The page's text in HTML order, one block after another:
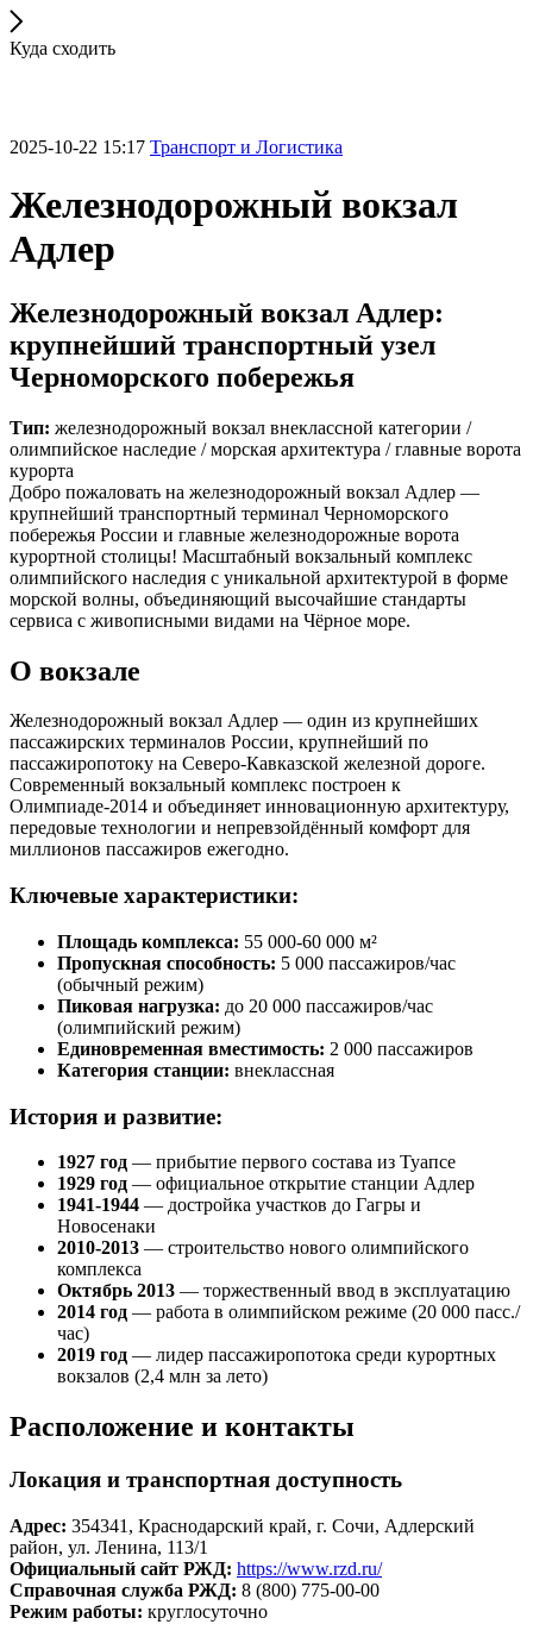
Куда сходить
2025-10-22 15:17 Транспорт и Логистика
Железнодорожный вокзал
Адлер
Железнодорожный вокзал Адлер:
крупнейший транспортный узел
Черноморского побережья
Тип: железнодорожный вокзал внеклассной категории /
олимпийское наследие / морская архитектура / главные ворота
курорта
Добро пожаловать на железнодорожный вокзал Адлер —
крупнейший транспортный терминал Черноморского
побережья России и главные железнодорожные ворота
курортной столицы! Масштабный вокзальный комплекс
олимпийского наследия с уникальной архитектурой в форме
морской волны, объединяющий высочайшие стандарты
сервиса с живописными видами на Чёрное море.
О вокзале
Железнодорожный вокзал Адлер — один из крупнейших
пассажирских терминалов России, крупнейший по
пассажиропотоку на Северо-Кавказской железной дороге.
Современный вокзальный комплекс построен к
Олимпиаде-2014 и объединяет инновационную архитектуру,
передовые технологии и непревзойдённый комфорт для
миллионов пассажиров ежегодно.
Ключевые характеристики:
Площадь комплекса: 55 000-60 000 м²
Пропускная способность: 5 000 пассажиров/час
(обычный режим)
Пиковая нагрузка: до 20 000 пассажиров/час
(олимпийский режим)
Единовременная вместимость: 2 000 пассажиров
Категория станции: внеклассная
История и развитие:
1927 год — прибытие первого состава из Туапсе
1929 год — официальное открытие станции Адлер
1941-1944 — достройка участков до Гагры и
Новосенаки
2010-2013 — строительство нового олимпийского
комплекса
Октябрь 2013 — торжественный ввод в эксплуатацию
2014 год — работа в олимпийском режиме (20 000 пасс./
час)
2019 год — лидер пассажиропотока среди курортных
вокзалов (2,4 млн за лето)
Расположение и контакты
Локация и транспортная доступность
Адрес: 354341, Краснодарский край, г. Сочи, Адлерский
район, ул. Ленина, 113/1
Официальный сайт РЖД: https://www.rzd.ru/
Справочная служба РЖД: 8 (800) 775-00-00
Режим работы: круглосуточно